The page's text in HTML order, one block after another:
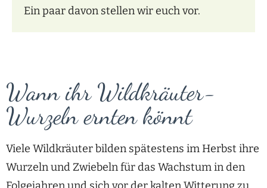
Ein paar davon stellen wir euch vor.
Wann ihr Wildkräuter-
Wurzeln ernten könnt
Viele Wildkräuter bilden spätestens im Herbst ihre
Wurzeln und Zwiebeln für das Wachstum in den